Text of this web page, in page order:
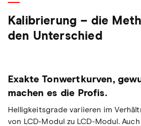
Kalibrierung – die
den Unterschied
Exakte Tonwertkurven,
machen es die Profis.
Helligkeitsgrade variieren im
von LCD-Modul zu LCD-Modul.